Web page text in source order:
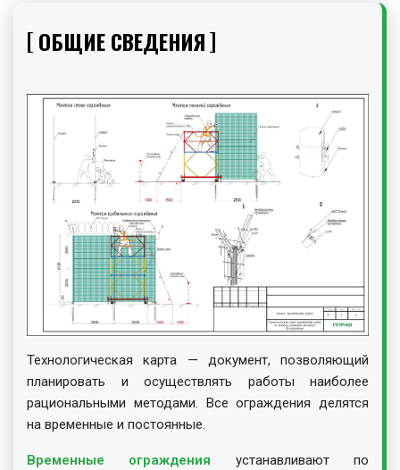
ОБЩИЕ СВЕДЕНИЯ
Технологическая карта — документ, позволяющий
планировать и осуществлять работы наиболее
рациональными методами. Все ограждения делятся
на временные и постоянные.
Временные ограждения устанавливают по